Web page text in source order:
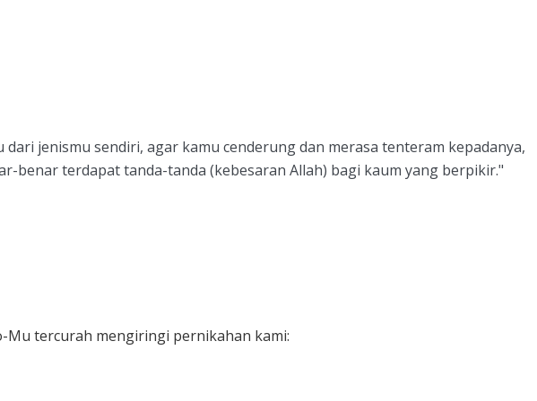
jenismu sendiri, agar kamu cenderung dan merasa tenteram kepadanya,
benar terdapat tanda-tanda (kebesaran Allah) bagi kaum yang berpikir."
Mu tercurah mengiringi pernikahan kami: